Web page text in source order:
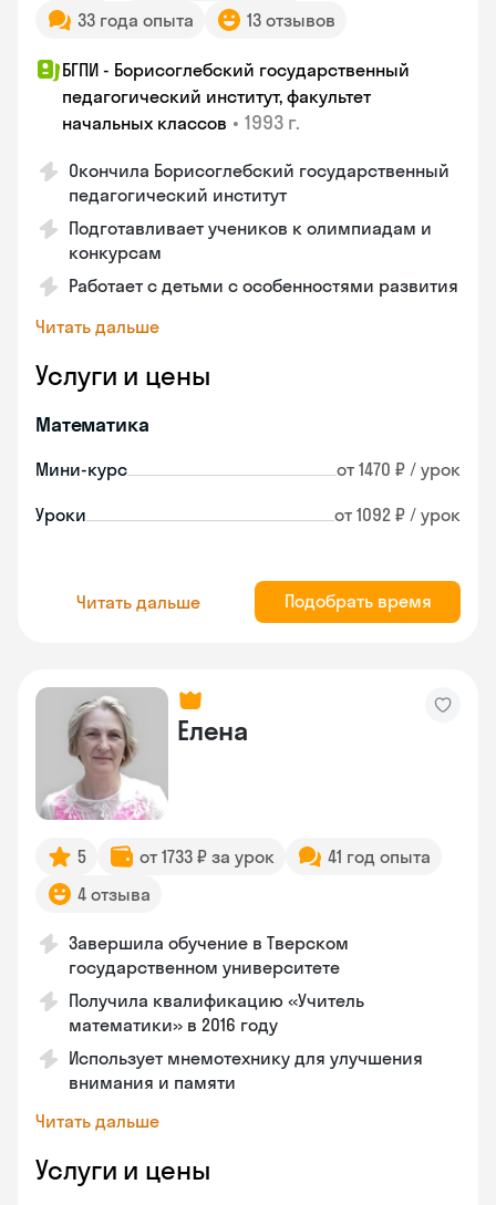
33 года опыта
13 отзывов
БГПИ - Борисоглебский государственный
педагогический институт, факультет
начальных классов • 1993 г.
Окончила Борисоглебский государственный
педагогический институт
Подготавливает учеников к олимпиадам и
конкурсам
Работает с детьми с особенностями развития
Читать дальше
Услуги и цены
Математика
Мини-курс от 1470 ₽ / урок
Уроки от 1092 ₽ / урок
Читать дальше Подобрать время
Елена
5 от 1733 ₽ за урок
41 год опыта
4 отзыва
Завершила обучение в Тверском
государственном университете
Получила квалификацию «Учитель
математики» в 2016 году
Использует мнемотехнику для улучшения
внимания и памяти
Читать дальше
Услуги и цены